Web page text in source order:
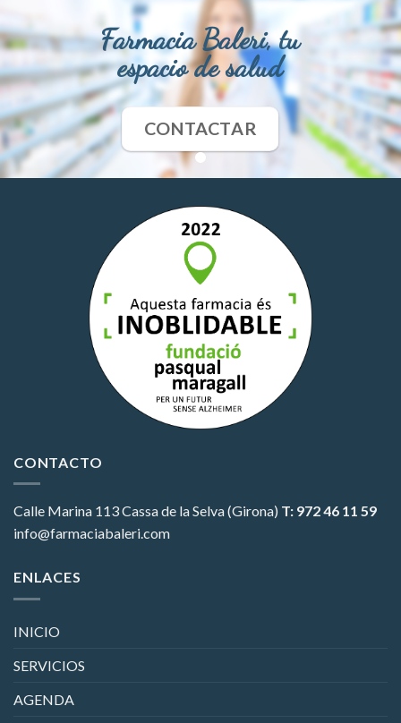
Farmacia Baleri, tu
espacio de salud
CONTACTAR
CONTACTO
Calle Marina 113Cassa de la Selva (Girona) T: 972 46 11 59
info@farmaciabaleri.com
ENLACES
INICIO
SERVICIOS
AGENDA